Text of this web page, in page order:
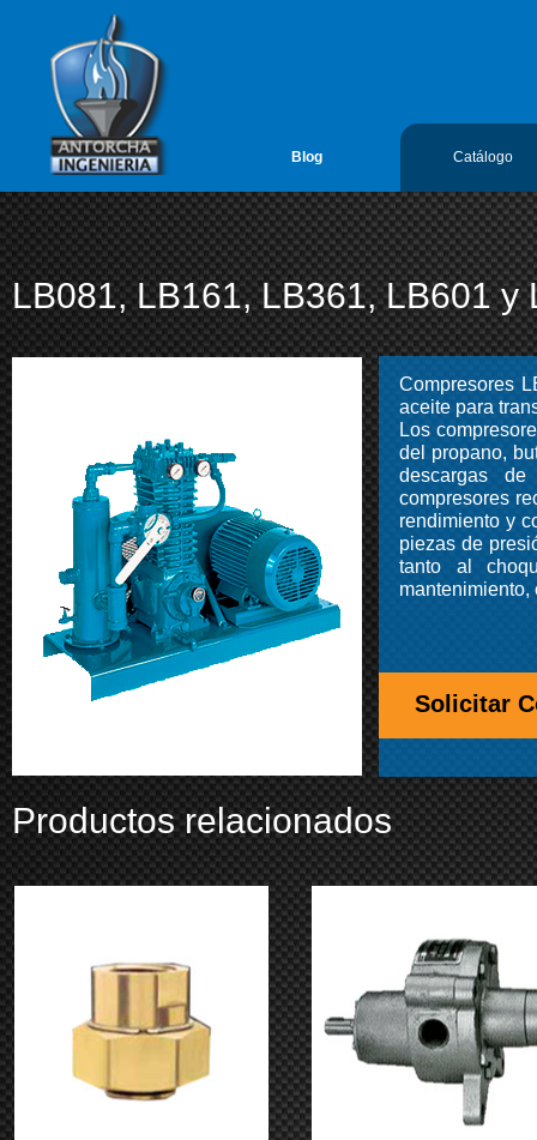
google-site-
Antorcha Ingenieria 1 Catálogo
Blog
LB081, LB161, LB361, LB601 y
Compresores
aceite para
Los
del propano,
descargas
compresores
rendimiento y
piezas de
tanto al
mantenimiento,
Solicitar
Productos relacionados